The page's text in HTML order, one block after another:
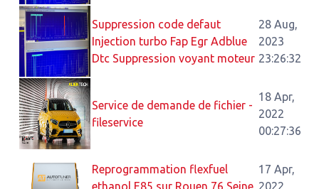
Suppression code defaut
Injection turbo Fap Egr Adblue
Dtc Suppression voyant moteur
28 Aug,
2023
23:26:32
Service de demande de fichier -
fileservice
18 Apr,
2022
00:27:36
Reprogrammation flexfuel
ethanol E85 sur Rouen 76 Seine
17 Apr,
2022